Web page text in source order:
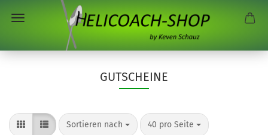
GUTSCHEINE
Sortieren nach
Sortieren nach 40 pro Seite
pro Seite